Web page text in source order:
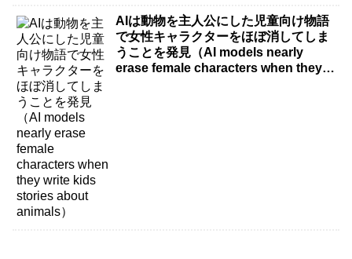
AIは動物を主人公にした児童向け物語
で女性キャラクターをほぼ消してしま
うことを発見（AI models nearly
erase female characters when they